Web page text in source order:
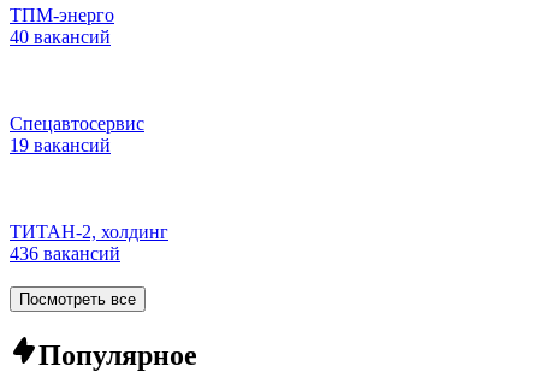
ТПM-энерго
40 вакансий
Спецавтосервис
19 вакансий
ТИТАН-2, холдинг
436 вакансий
Посмотреть все
Популярное